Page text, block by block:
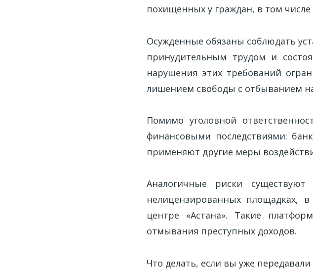
похищенных у граждан, в том числе
Осужденные обязаны соблюдать
принудительным трудом и
нарушения этих требований
лишением свободы с отбыванием
Помимо уголовной
финансовыми последствиями:
применяют другие меры
Аналогичные риски
нелицензированных площадках,
центре «Астана». Такие
отмывания преступных доходов.
Что делать, если вы уже